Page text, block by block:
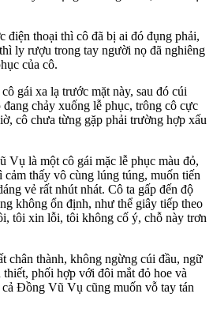
điện thoại thì cô đã bị ai đó đụng phải,
ly rượu trong tay người nọ đã nghiêng
của cô.
gái xa lạ trước mặt này, sau đó cúi
chảy xuống lễ phục, trông cô cực
cô chưa từng gặp phải trường hợp xấu
là một cô gái mặc lễ phục màu đỏ,
thấy vô cùng lúng túng, muốn tiến
vẻ rất nhút nhát. Cô ta gấp đến độ
không ổn định, như thể giây tiếp theo
tôi xin lỗi, tôi không cố ý, chỗ này trơn
chân thành, không ngừng cúi đầu, ngữ
phối hợp với đôi mắt đỏ hoe và
Đồng Vũ Vụ cũng muốn vỗ tay tán